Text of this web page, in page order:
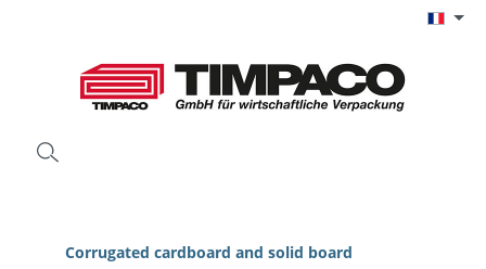
Corrugated cardboard and solid board